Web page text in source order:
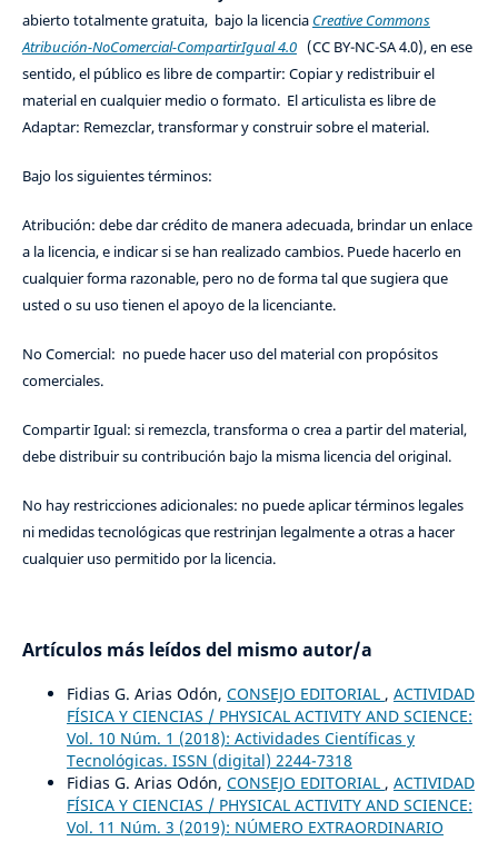
abierto totalmente gratuita, bajo la licencia Creative Commons
Atribución-NoComercial-CompartirIgual 4.0(CC BY-NC-SA 4.0), en ese
sentido, el público es libre de compartir: Copiar y redistribuir el
material en cualquier medio o formato. El articulista es libre de
Adaptar: Remezclar, transformar y construir sobre el material.
Bajo los siguientes términos:
Atribución: debe dar crédito de manera adecuada, brindar un enlace
a la licencia, e indicar si se han realizado cambios. Puede hacerlo en
cualquier forma razonable, pero no de forma tal que sugiera que
usted o su uso tienen el apoyo de la licenciante.
No Comercial: no puede hacer uso del material con propósitos
comerciales.
Compartir Igual: si remezcla, transforma o crea a partir del material,
debe distribuir su contribución bajo la misma licencia del original.
No hay restricciones adicionales: no puede aplicar términos legales
ni medidas tecnológicas que restrinjan legalmente a otras a hacer
cualquier uso permitido por la licencia.
Artículos más leídos del mismo autor/a
Fidias G. Arias Odón, CONSEJO EDITORIAL , ACTIVIDAD
FÍSICA Y CIENCIAS / PHYSICAL ACTIVITY AND SCIENCE:
Vol. 10 Núm. 1 (2018): Actividades Científicas y
Tecnológicas. ISSN (digital) 2244-7318
Fidias G. Arias Odón, CONSEJO EDITORIAL , ACTIVIDAD
FÍSICA Y CIENCIAS / PHYSICAL ACTIVITY AND SCIENCE:
Vol. 11 Núm. 3 (2019): NÚMERO EXTRAORDINARIO